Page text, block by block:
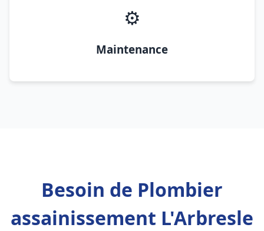
⚙️
Maintenance
Besoin de Plombier
assainissement L'Arbresle